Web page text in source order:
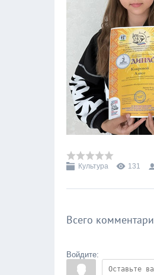
Культура 131
Всего
Войдите: